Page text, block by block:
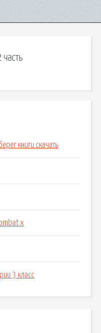
часть
книги скачать
x
3 класс